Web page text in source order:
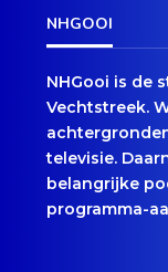
NHGOOI
NHGooi is de
Vechtstreek.
televisie.
belangrijke
programma-